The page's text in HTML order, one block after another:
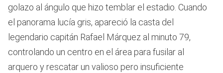
golazo al ángulo que hizo temblar el estadio. Cuando
el panorama lucía gris, apareció la casta del
legendario capitán Rafael Márquez al minuto 79,
controlando un centro en el área para fusilar al
arquero y rescatar un valioso pero insuficiente